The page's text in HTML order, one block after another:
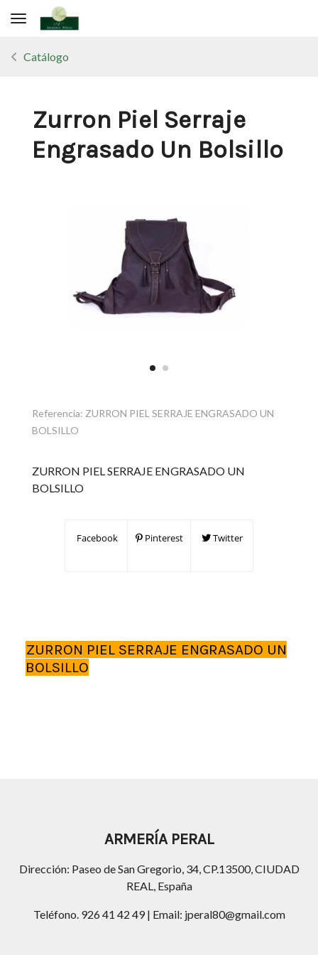
Toggle navigation
Catálogo
Zurron Piel Serraje
Engrasado Un Bolsillo
Referencia: ZURRON PIEL SERRAJE ENGRASADO UN
BOLSILLO
ZURRON PIEL SERRAJE ENGRASADO UN
BOLSILLO
Facebook Pinterest Twitter
ZURRON PIEL SERRAJE ENGRASADO UN
BOLSILLO
ARMERÍA PERAL
Dirección: Paseo de San Gregorio, 34, CP.13500, CIUDAD
REAL, España
Teléfono. 926 41 42 49 | Email: jperal80@gmail.com